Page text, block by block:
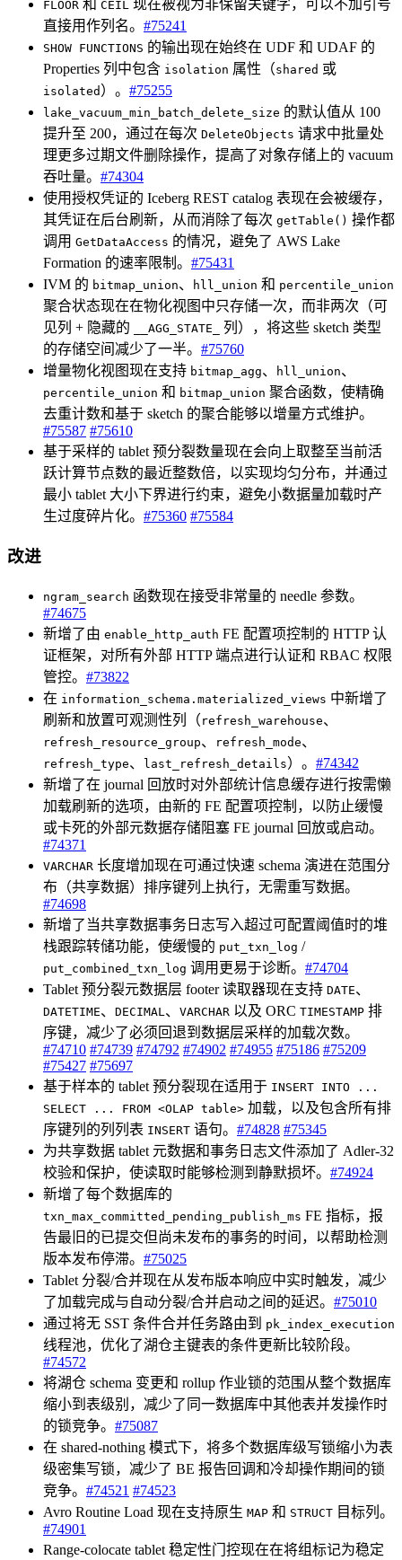
FLOOR 和 CEIL 现在被视为非保留关键字，可以不加引号
直接用作列名。 #75241
SHOW FUNCTIONS 的输出现在始终在 UDF 和 UDAF 的
Properties 列中包含 isolation 属性（shared 或
isolated ）。 #75255
lake_vacuum_min_batch_delete_size 的默认值从 100
提升至 200，通过在每次 DeleteObjects 请求中批量处
理更多过期文件删除操作，提高了对象存储上的 vacuum
吞吐量。 #74304
使用授权凭证的 Iceberg REST catalog 表现在会被缓存，
其凭证在后台刷新，从而消除了每次 getTable() 操作都
调用 GetDataAccess 的情况，避免了 AWS Lake
Formation 的速率限制。 #75431
IVM 的 bitmap_union、 hll_union 和 percentile_union
聚合状态现在在物化视图中只存储一次，而非两次（可
见列 + 隐藏的
__AGG_STATE_
列），将这些 sketch 类型
的存储空间减少了一半。 #75760
增量物化视图现在支持 bitmap_agg、 hll_union、
percentile_union 和 bitmap_union 聚合函数，使精确
去重计数和基于 sketch 的聚合能够以增量方式维护。
#75587 #75610
基于采样的 tablet 预分裂数量现在会向上取整至当前活
跃计算节点数的最近整数倍，以实现均匀分布，并通过
最小 tablet 大小下界进行约束，避免小数据量加载时产
生过度碎片化。 #75360 #75584
改进
ngram_search 函数现在接受非常量的 needle 参数。
#74675
新增了由 enable_http_auth FE 配置项控制的 HTTP 认
证框架，对所有外部 HTTP 端点进行认证和 RBAC 权限
管控。 #73822
在 information_schema.materialized_views 中新增了
刷新和放置可观测性列（ refresh_warehouse、
refresh_resource_group、 refresh_mode、
refresh_type、 last_refresh_details）。 #74342
新增了在 journal 回放时对外部统计信息缓存进行按需懒
加载刷新的选项，由新的 FE 配置项控制，以防止缓慢
或卡死的外部元数据存储阻塞 FE journal 回放或启动。
#74371
VARCHAR 长度增加现在可通过快速 schema 演进在范围分
布（共享数据）排序键列上执行，无需重写数据。
#74698
新增了当共享数据事务日志写入超过可配置阈值时的堆
栈跟踪转储功能，使缓慢的 put_txn_log /
put_combined_txn_log 调用更易于诊断。 #74704
Tablet 预分裂元数据层 footer 读取器现在支持 DATE、
DATETIME、 DECIMAL 、 VARCHAR 以及 ORC TIMESTAMP 排
序键，减少了必须回退到数据层采样的加载次数。
#74710 #74739 #74792 #74902 #74955 #75186 #75209
#75427 #75697
基于样本的 tablet 预分裂现在适用于 INSERT INTO ...
SELECT ... FROM <OLAP table> 加载，以及包含所有排
序键列的列列表 INSERT 语句。 #74828 #75345
为共享数据 tablet 元数据和事务日志文件添加了 Adler-32
校验和保护，使读取时能够检测到静默损坏。 #74924
新增了每个数据库的
txn_max_committed_pending_publish_ms FE 指标，报
告最旧的已提交但尚未发布的事务的时间，以帮助检测
版本发布停滞。 #75025
Tablet 分裂/合并现在从发布版本响应中实时触发，减少
了加载完成与自动分裂/合并启动之间的延迟。 #75010
通过将无 SST 条件合并任务路由到 pk_index_execution
线程池，优化了湖仓主键表的条件更新比较阶段。
#74572
将湖仓 schema 变更和 rollup 作业锁的范围从整个数据库
缩小到表级别，减少了同一数据库中其他表并发操作时
的锁竞争。 #75087
在 shared-nothing 模式下，将多个数据库级写锁缩小为表
级密集写锁，减少了 BE 报告回调和冷却操作期间的锁
竞争。 #74521 #74523
Avro Routine Load 现在支持原生 MAP 和 STRUCT 目标列。
#74901
Range-colocate tablet 稳定性门控现在在将组标记为稳定